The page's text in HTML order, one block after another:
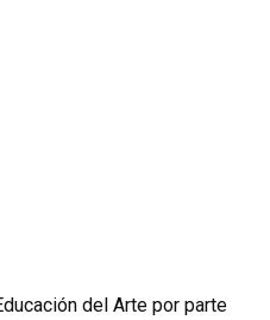
del Arte por parte